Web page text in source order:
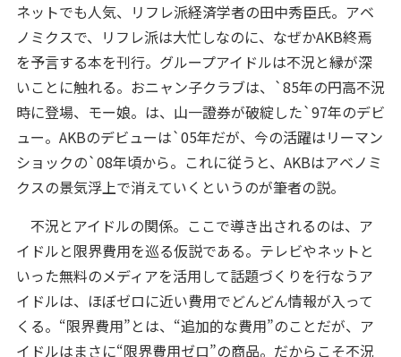
ネットでも人気、リフレ派経済学者の田中秀臣氏。アベ
ノミクスで、リフレ派は大忙しなのに、なぜかAKB終焉
を予言する本を刊行。 グループアイドルは不況と縁が深
いことに触れる。おニャン子クラブは、`85年の円高不況
時に登場、モー娘。は、山一證券が破綻した`97年のデビ
ュー。AKBのデビューは`05年だが、今の活躍はリーマン
ショックの`08年頃から。これに従うと、AKBはアベノミ
クスの景気浮上で消えていくというのが筆者の説。
不況とアイドルの関係。ここで導き出されるのは、ア
イドルと限界費用を巡る仮説である。テレビやネットと
いった無料のメディアを活用して話題づくりを行なうア
イドルは、ほぼゼロに近い費用でどんどん情報が入って
くる。“限界費用”とは、“追加的な費用”のことだが、ア
イドルはまさに“限界費用ゼロ”の商品。だからこそ不況